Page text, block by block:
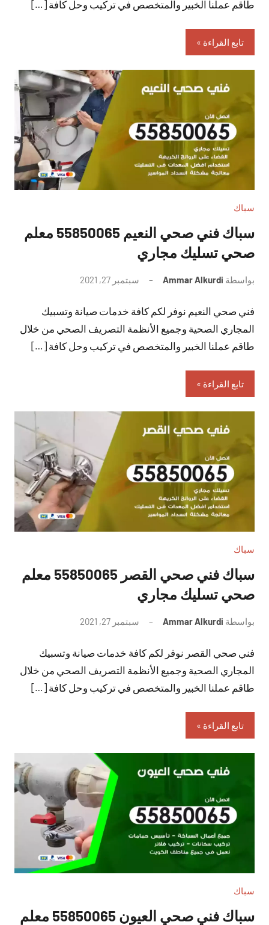
طاقم عملنا الخبير والمتخصص في تركيب وحل كافة […]
تابع القراءة
سباك
سباك فني صحي النعيم 55850065 معلم
صحي تسليك مجاري
بواسطة Ammar Alkurdi سبتمبر 27, 2021
تعليقات
فني صحي النعيم نوفر لكم كافة خدمات صيانة وتسبيك
المجاري الصحية وجميع الأنظمة التصريف الصحي من خلال
طاقم عملنا الخبير والمتخصص في تركيب وحل كافة […]
تابع القراءة
سباك
سباك فني صحي القصر 55850065 معلم
صحي تسليك مجاري
بواسطة Ammar Alkurdi سبتمبر 27, 2021
تعليقات
فني صحي القصر نوفر لكم كافة خدمات صيانة وتسبيك
المجاري الصحية وجميع الأنظمة التصريف الصحي من خلال
طاقم عملنا الخبير والمتخصص في تركيب وحل كافة […]
تابع القراءة
سباك
سباك فني صحي العيون 55850065 معلم